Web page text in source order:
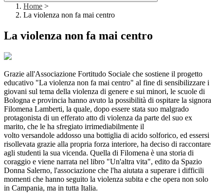
Home >
La violenza non fa mai centro
La violenza non fa mai centro
Grazie all'Associazione Fortitudo Sociale che sostiene il progetto
educativo "La violenza non fa mai centro" al fine di sensibilizzare i
giovani sul tema della violenza di genere e sui minori, le scuole di
Bologna e provincia hanno avuto la possibilità di ospitare la signora
Filomena Lamberti, la quale, dopo essere stata suo malgrado
protagonista di un efferato atto di violenza da parte del suo ex
marito, che le ha sfregiato irrimediabilmente il
volto versandole addosso una bottiglia di acido solforico, ed essersi
risollevata grazie alla propria forza interiore, ha deciso di raccontare
agli studenti la sua vicenda. Quella di Filomena è una storia di
coraggio e viene narrata nel libro "Un'altra vita", edito da Spazio
Donna Salerno, l'associazione che l'ha aiutata a superare i difficili
momenti che hanno seguito la violenza subita e che opera non solo
in Campania, ma in tutta Italia.